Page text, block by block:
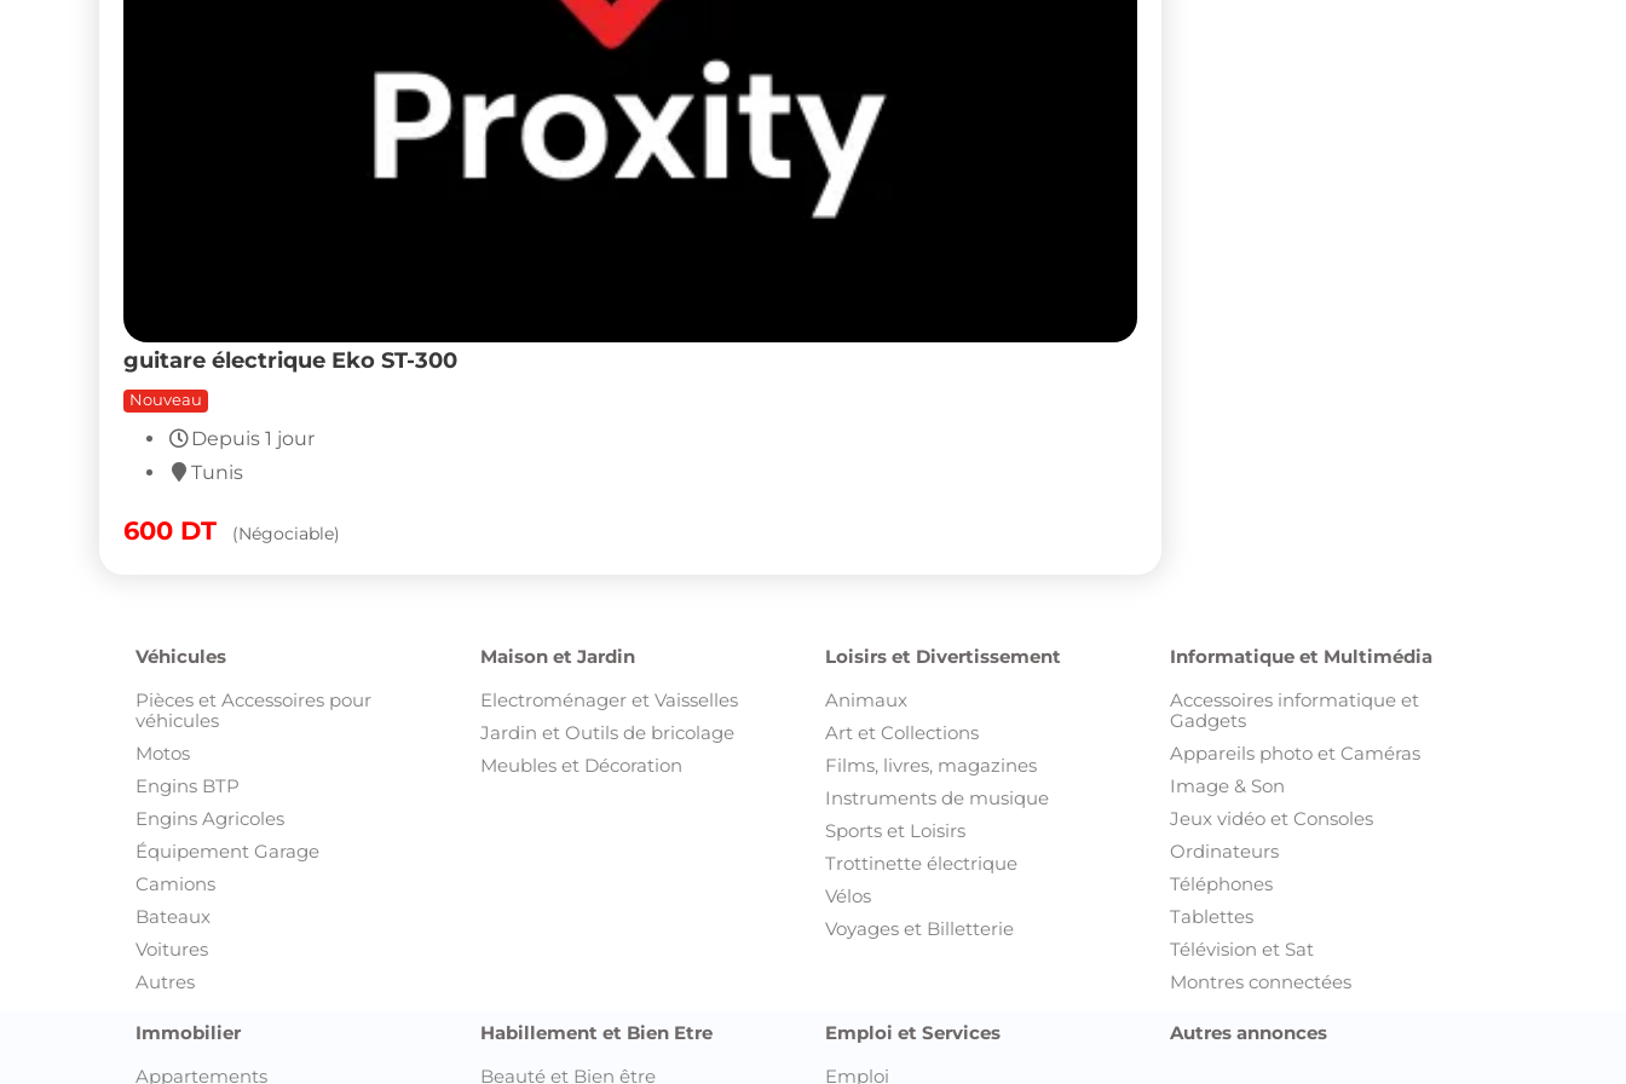
guitare électrique Eko ST-300
Nouveau
Depuis 1 jour
Tunis
600 DT (Négociable)
Véhicules
Pièces et Accessoires pour
véhicules
Motos
Engins BTP
Engins Agricoles
Équipement Garage
Camions
Bateaux
Voitures
Autres
Maison et Jardin
Electroménager et Vaisselles
Jardin et Outils de bricolage
Meubles et Décoration
Loisirs et Divertissement
Animaux
Art et Collections
Films, livres, magazines
Instruments de musique
Sports et Loisirs
Trottinette électrique
Vélos
Voyages et Billetterie
Informatique et Multimédia
Accessoires informatique et
Gadgets
Appareils photo et Caméras
Image & Son
Jeux vidéo et Consoles
Ordinateurs
Téléphones
Tablettes
Télévision et Sat
Montres connectées
Immobilier
Appartements
Habillement et Bien Etre
Beauté et Bien être
Emploi et Services
Emploi
Autres annonces